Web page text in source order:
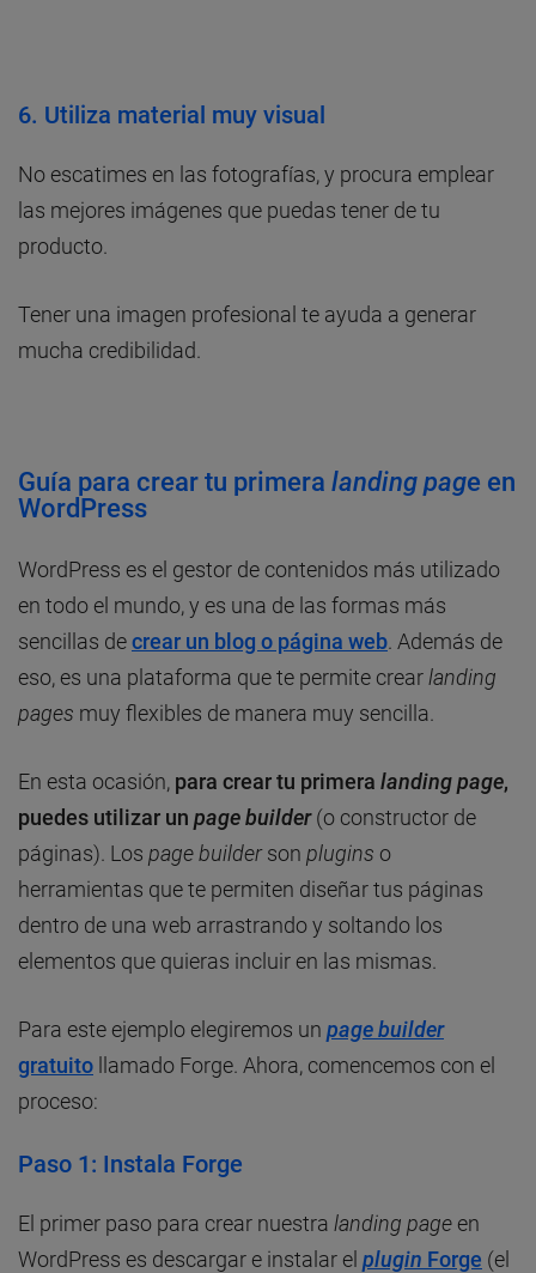
6. Utiliza material muy visual
No escatimes en las fotografías, y procura emplear
las mejores imágenes que puedas tener de tu
producto.
Tener una imagen profesional te ayuda a generar
mucha credibilidad.
Guía para crear tu primera landing page en
WordPress
WordPress es el gestor de contenidos más utilizado
en todo el mundo, y es una de las formas más
sencillas decrear un blog o página web . Además de
eso, es una plataforma que te permite crearlanding
pages muy flexibles de manera muy sencilla.
En esta ocasión, para crear tu primera landing page,
puedes utilizar un page builder(o constructor de
páginas). Los page builderson plugins o
herramientas que te permiten diseñar tus páginas
dentro de una web arrastrando y soltando los
elementos que quieras incluir en las mismas.
Para este ejemplo elegiremos un page builder
gratuito llamado Forge. Ahora, comencemos con el
proceso:
Paso 1: Instala Forge
El primer paso para crear nuestra landing page en
WordPress es descargar e instalar el plugin Forge (el